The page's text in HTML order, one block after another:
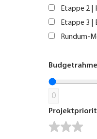
Etappe 2 |
Etappe 3 |
Rundum-
0